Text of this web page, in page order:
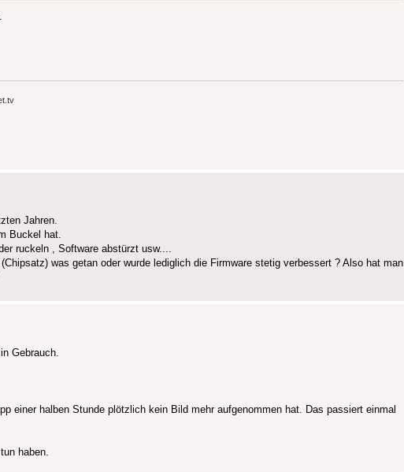
Jahren.
Buckel hat.
ruckeln , Software abstürzt usw....
was getan oder wurde lediglich die Firmware stetig verbessert ? Also hat man
Gebrauch.
einer halben Stunde plötzlich kein Bild mehr aufgenommen hat. Das passiert einmal
haben.